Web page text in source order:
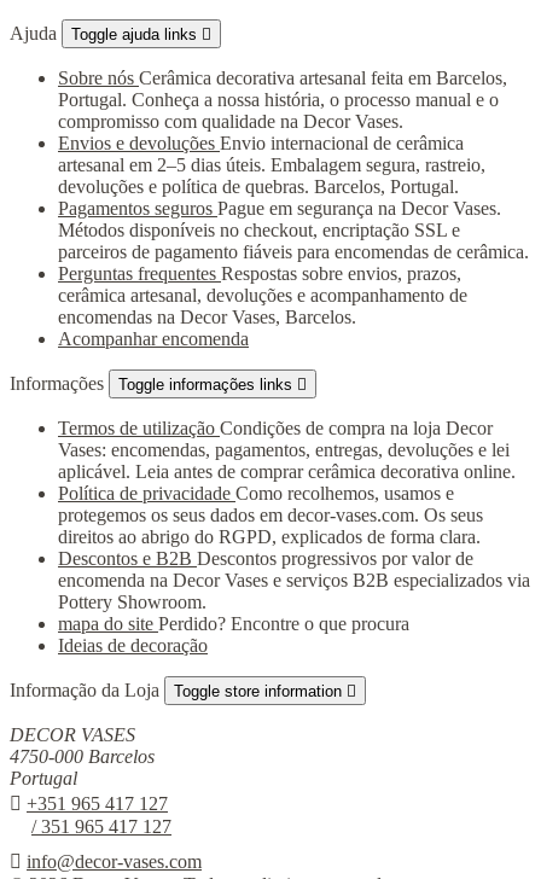
Ajuda Toggle ajuda links 
Sobre nós Cerâmica decorativa artesanal feita em Barcelos,
Portugal. Conheça a nossa história, o processo manual e o
compromisso com qualidade na Decor Vases.
Envios e devoluções Envio internacional de cerâmica
artesanal em 2–5 dias úteis. Embalagem segura, rastreio,
devoluções e política de quebras. Barcelos, Portugal.
Pagamentos seguros Pague em segurança na Decor Vases.
Métodos disponíveis no checkout, encriptação SSL e
parceiros de pagamento fiáveis para encomendas de cerâmica.
Perguntas frequentes Respostas sobre envios, prazos,
cerâmica artesanal, devoluções e acompanhamento de
encomendas na Decor Vases, Barcelos.
Acompanhar encomenda
Informações Toggle informações links 
Termos de utilização Condições de compra na loja Decor
Vases: encomendas, pagamentos, entregas, devoluções e lei
aplicável. Leia antes de comprar cerâmica decorativa online.
Política de privacidade Como recolhemos, usamos e
protegemos os seus dados em decor-vases.com. Os seus
direitos ao abrigo do RGPD, explicados de forma clara.
Descontos e B2B Descontos progressivos por valor de
encomenda na Decor Vases e serviços B2B especializados via
Pottery Showroom.
mapa do site Perdido? Encontre o que procura
Ideias de decoração
Informação da Loja Toggle store information 
DECOR VASES
4750-000 Barcelos
Portugal
 +351 965 417 127
/ 351 965 417 127
 info@decor-vases.com